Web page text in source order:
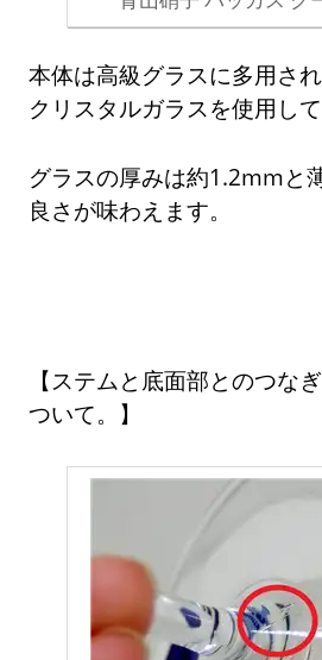
本体は高級グラスに多用さ
クリスタルガラスを使用して
グラスの厚みは約1.2mmと
良さが味わえます。
ステムと底面部とのつな
ついて。